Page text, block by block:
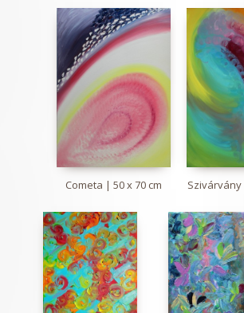
Cometa | 50 x 70 cm Szivárvány